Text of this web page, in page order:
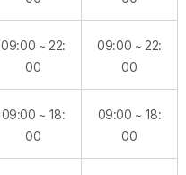
09:00 ~ 22:
00
09:00 ~ 22:
00
09:00 ~ 18:
00
09:00 ~ 18:
00